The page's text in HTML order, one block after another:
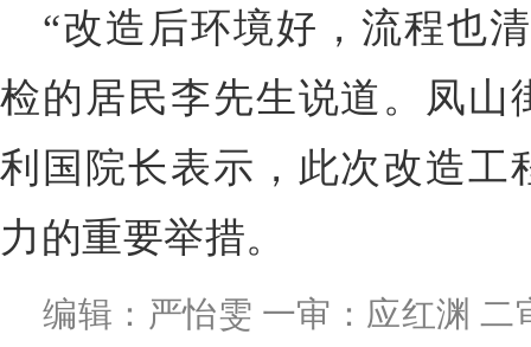
“改造后环境好，流程也
检的居民李先生说道。凤山
利国院长表示，此次改造工
力的重要举措。
编辑：严怡雯 一审：应红渊 二